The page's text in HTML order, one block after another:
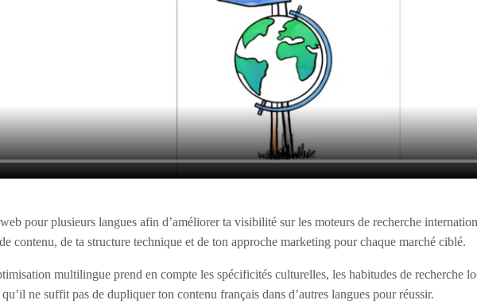
pour plusieurs langues afin d’améliorer ta visibilité sur les moteurs de recherche
contenu, de ta structure technique et de ton approche marketing pour chaque marché ciblé.
multilingue prend en compte les spécificités culturelles, les habitudes de recherche
ne suffit pas de dupliquer ton contenu français dans d’autres langues pour réussir.